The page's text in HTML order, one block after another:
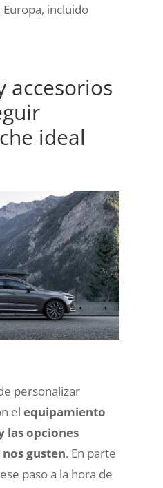
incluido
accesorios
ideal
personalizar
el equipamiento
las opciones
gusten. En parte
paso a la hora de